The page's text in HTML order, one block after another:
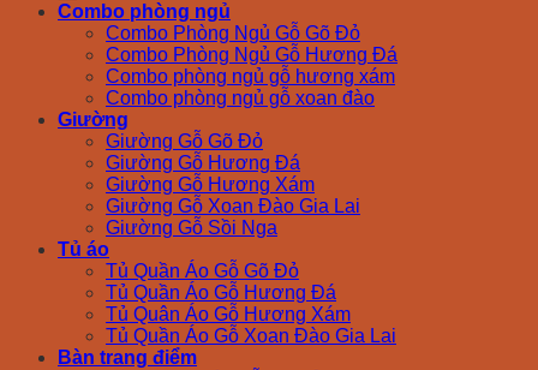
Combo phòng ngủ
Combo Phòng Ngủ Gỗ Gõ Đỏ
Combo Phòng Ngủ Gỗ Hương Đá
Combo phòng ngủ gỗ hương xám
Combo phòng ngủ gỗ xoan đào
Giường
Giường Gỗ Gõ Đỏ
Giường Gỗ Hương Đá
Giường Gỗ Hương Xám
Giường Gỗ Xoan Đào Gia Lai
Giường Gỗ Sồi Nga
Tủ áo
Tủ Quần Áo Gỗ Gõ Đỏ
Tủ Quần Áo Gỗ Hương Đá
Tủ Quân Áo Gỗ Hương Xám
Tủ Quần Áo Gỗ Xoan Đào Gia Lai
Bàn trang điểm